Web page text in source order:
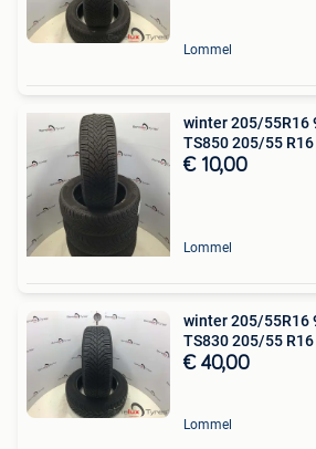
Lommel
winter 205/55R16
TS850 205/55
€ 10,00
Lommel
winter 205/55R16
TS830 205/55
€ 40,00
Lommel